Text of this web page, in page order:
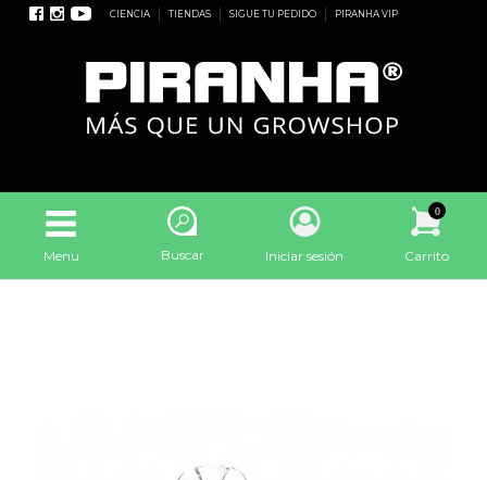
CIENCIA TIENDAS SIGUE TU PEDIDO PIRANHA VIP
Menu Buscar Iniciar sesión
0
Carrito